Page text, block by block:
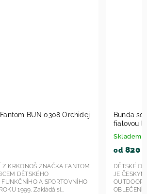
Fantom BUN 1607 Peříčka s
2026
Z KRKONOŠ ZNAČKA FANTOM
DĚTSKÉHO
FUNKČNÍHO A SPORTOVNÍHO
ROKU 1999. Zakládá si...
SLIM
od
JE